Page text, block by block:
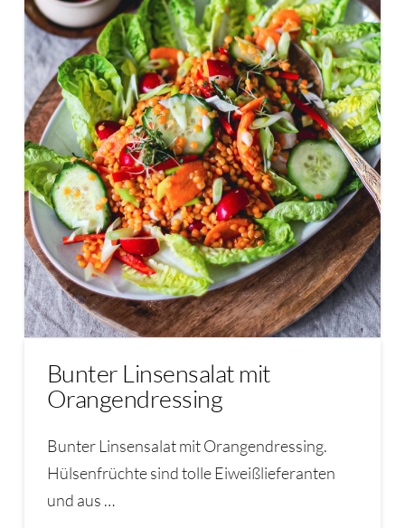
Bunter Linsensalat mit
Orangendressing
Bunter Linsensalat mit Orangendressing.
Hülsenfrüchte sind tolle Eiweißlieferanten
und aus …